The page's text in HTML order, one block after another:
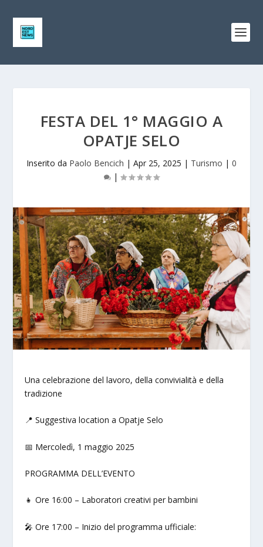
FESTA DEL 1° MAGGIO A
OPATJE SELO
Inserito da Paolo Bencich | Apr 25, 2025 | Turismo | 0
|
Una celebrazione del lavoro, della convivialità e della
tradizione
📍 Suggestiva location a Opatje Selo
📅 Mercoledì, 1 maggio 2025
PROGRAMMA DELL’EVENTO
👧 Ore 16:00 – Laboratori creativi per bambini
🎤 Ore 17:00 – Inizio del programma ufficiale: